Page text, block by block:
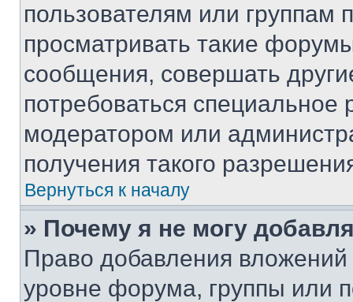
пользователям или группам
просматривать такие
сообщения, совершать
потребоваться
модератором или
получения такого
Вернуться к началу
» Почему я не могу
Право добавления
уровне форума, группы или